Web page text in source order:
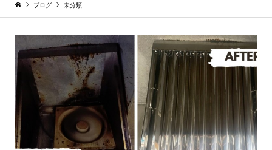
ブログ 未分類